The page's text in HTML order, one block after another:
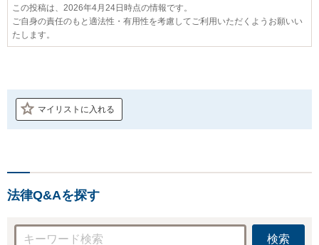
この投稿は、2026年4月24日時点の情報です。
ご自身の責任のもと適法性・有用性を考慮してご利用いただくようお願いい
たします。
マイリストに入れる
法律Q&Aを探す
検索